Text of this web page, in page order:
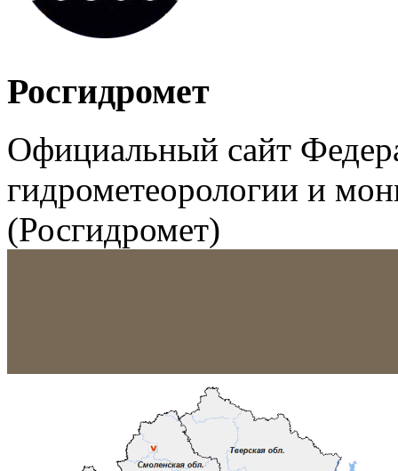
Росгидромет
Официальный сайт
гидрометеорологии и
(Росгидромет)